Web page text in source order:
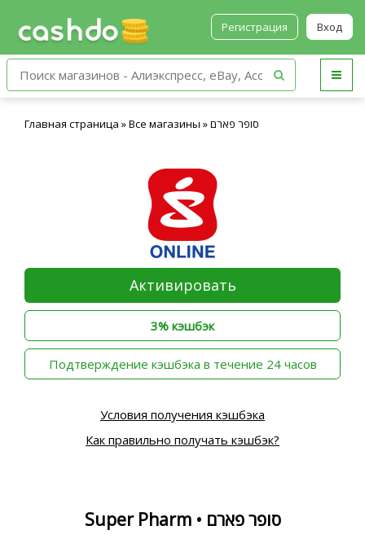
Регистрация Вход
Главная страница »Все магазины »סופר פארם
Активировать
3% кэшбэк
‫Подтверждение кэшбэка в течение 24 часов
Условия получения кэшбэка
Как правильно получать кэшбэк?
Super Pharm • סופר פארם